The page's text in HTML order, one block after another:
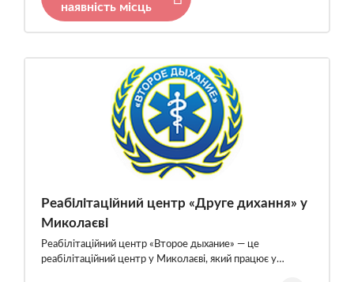
наявність місць
Реабілітаційний центр «Друге дихання» у
Миколаєві
Реабілітаційний центр «Второе дыхание» — це
реабілітаційний центр у Миколаєві, який працює у…